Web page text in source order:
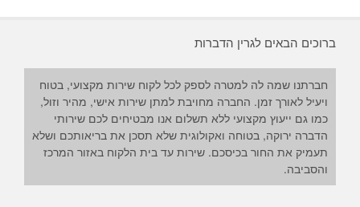
ברוכים הבאים לגרין הדברות
חברתנו שמה לה למטרה לספק לכל לקוח שירות מקצועי, בטוח
ויעיל לאורך זמן. החברה מחויבת למתן שירות אישי, מהיר וזול,
כמו גם ייעוץ מקצועי ללא תשלום אנו מבטיחים לכם שירותי
הדברה ירוקה, בטוחה ואקולוגית שלא תסכן את בריאותכם ושלא
תעמיק את החור בכיסכם. שירות עד בית הלקוח באזור המרכז
והסביבה.